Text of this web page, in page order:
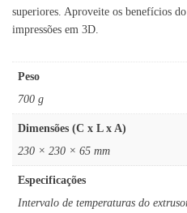
superiores. Aproveite os benefícios
impressões em 3D.
Peso
700 g
Dimensões (C x L x A)
230 × 230 × 65 mm
Especificações
Intervalo de temperaturas do